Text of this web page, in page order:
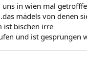
uns in wien mal
mädels von denen
ist bischen irre
und ist gesprungen